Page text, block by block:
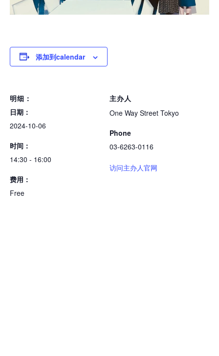
添加到calendar
明细：
日期：
2024-10-06
时间：
14:30 - 16:00
费用：
Free
主办人
One Way Street Tokyo
Phone
03-6263-0116
访问主办人官网